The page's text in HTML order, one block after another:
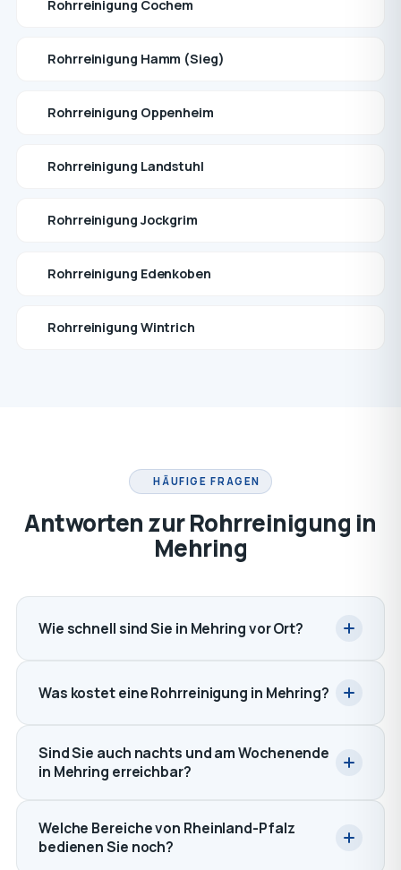
Rohrreinigung Cochem
Rohrreinigung Hamm (Sieg)
Rohrreinigung Oppenheim
Rohrreinigung Landstuhl
Rohrreinigung Jockgrim
Rohrreinigung Edenkoben
Rohrreinigung Wintrich
HÄUFIGE FRAGEN
Antworten zur Rohrreinigung in
Mehring
Wie schnell sind Sie in Mehring vor Ort?
Was kostet eine Rohrreinigung in Mehring?
Sind Sie auch nachts und am Wochenende
in Mehring erreichbar?
Welche Bereiche von Rheinland-Pfalz
bedienen Sie noch?